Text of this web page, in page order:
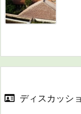
ディスカッシ